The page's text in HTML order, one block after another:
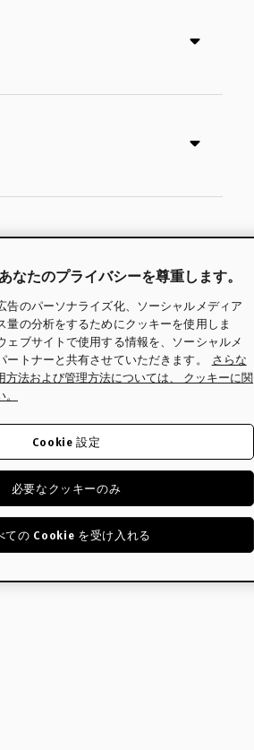
なたのプライバシーを尊重します。
告のパーソナライズ化、ソーシャルメディア
量の分析をするためにクッキーを使用しま
ェブサイトで使用する情報を、ソーシャルメ
トナーと共有させていただきます。
さらな
方法および管理方法については、 クッキーに関
必要なクッキーのみ
ての Cookie を受け入れる
Cookie 設定